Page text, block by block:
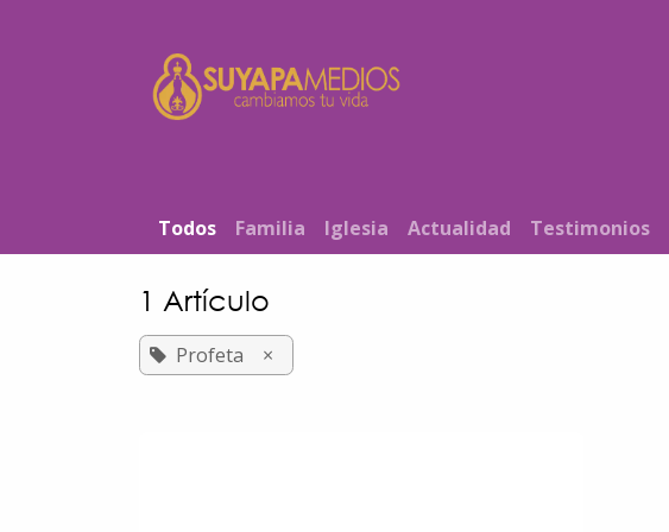
T​od​​os Familia Iglesia Actualidad Testimonios
1 Artículo
Profeta ×